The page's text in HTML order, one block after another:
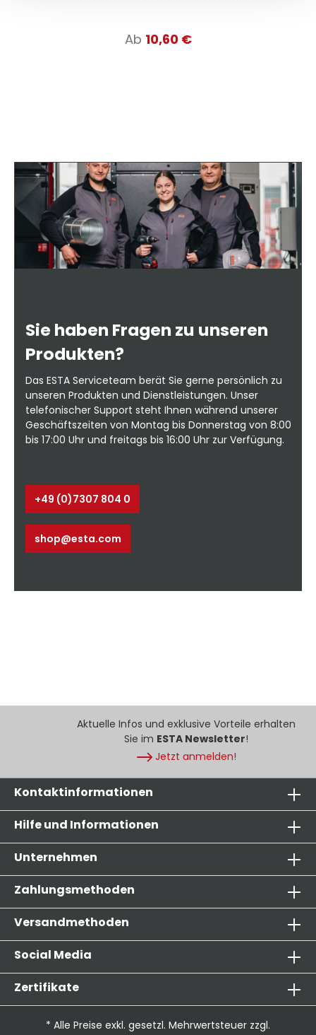
Ab 10,60 €
Sie haben Fragen zu unseren
Produkten?
Das ESTA Serviceteam berät Sie gerne persönlich zu
unseren Produkten und Dienstleistungen. Unser
telefonischer Support steht Ihnen während unserer
Geschäftszeiten von Montag bis Donnerstag von 8:00
bis 17:00 Uhr und freitags bis 16:00 Uhr zur Verfügung.
+49 (0)7307 804 0
shop@esta.com
Aktuelle Infos und exklusive Vorteile erhalten
Sie im ESTA Newsletter!
Jetzt anmelden!
Kontaktinformationen
Hilfe und Informationen
Unternehmen
Zahlungsmethoden
Versandmethoden
Social Media
Zertifikate
* Alle Preise exkl. gesetzl. Mehrwertsteuer zzgl.